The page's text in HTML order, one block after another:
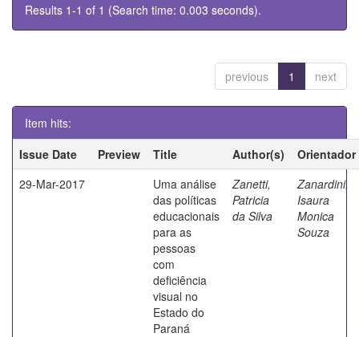
Results 1-1 of 1 (Search time: 0.003 seconds).
previous 1 next
Item hits:
Issue Date
Preview Title Author(s)
Orientador
29-Mar-2017
Uma análise
das políticas
educacionais
para as
pessoas
com
deficiência
visual no
Estado do
Paraná
Zanetti,
Patricia
da Silva
Zanardini,
Isaura
Monica
Souza